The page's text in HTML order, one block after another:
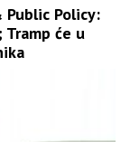
Public Policy:
će u